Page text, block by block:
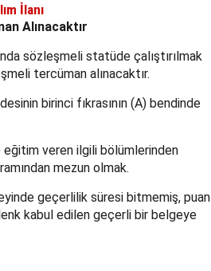
İlanı
Alınacaktır
sözleşmeli statüde çalıştırılmak
tercüman alınacaktır.
birinci fıkrasının (A) bendinde
eğitim veren ilgili bölümlerinden
mezun olmak.
geçerlilik süresi bitmemiş, puan
kabul edilen geçerli bir belgeye